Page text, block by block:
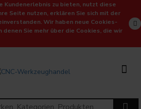
Kundenerlebnis zu bieten, nutzt diese
Seite nutzen, erklären Sie sich mit der
Wir haben neue Cookies-
Sie mehr über die Cookies, die wir